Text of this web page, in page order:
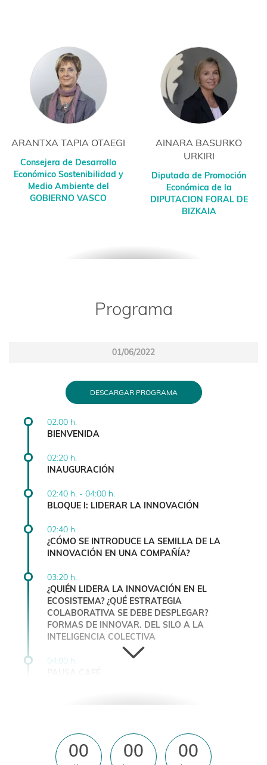
OTAEGI
y
del
AINARA BASURKO
URKIRI
Diputada de Promoción
Económica de la
DIPUTACION FORAL DE
XABIER
Concejal
de Desarrollo
Comercio y
Programa
01/06/2022
DESCARGAR PROGRAMA
02:00 h.
BIENVENIDA
02:20 h.
INAUGURACIÓN
02:40 h. - 04:00 h.
BLOQUE I: LIDERAR LA INNOVACIÓN
02:40 h.
¿CÓMO SE INTRODUCE LA SEMILLA DE LA
INNOVACIÓN EN UNA COMPAÑÍA?
03:20 h.
¿QUIÉN LIDERA LA INNOVACIÓN EN EL
ECOSISTEMA? ¿QUÉ ESTRATEGIA
COLABORATIVA SE DEBE DESPLEGAR?
FORMAS DE INNOVAR. DEL SILO A LA
INTELIGENCIA COLECTIVA
04:00 h.
BLOQUE II: INNOVATION MEETS CEOS
04:30 h.
HACIA UN MODELO DE INNOVACIÓN
BASADO EN LA EMPATÍA, LA INTELIGENCIA Y
00 00 00